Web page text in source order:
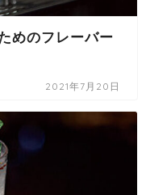
めのフレーバー
2021年7月20日